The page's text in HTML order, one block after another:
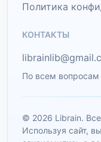
Политика
КОНТАКТЫ
По всем
© 2026 Librain.
Используя сайт,